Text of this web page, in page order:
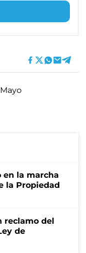
en la marcha
la Propiedad
reclamo del
de